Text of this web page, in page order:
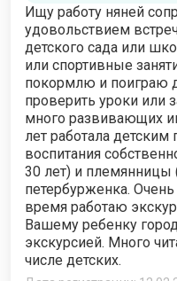
Ищу работу няней
удовольствием
детского сада или
или спортивные
покормлю и поиграю
проверить уроки или
много развивающих
лет работала детским
воспитания
30 лет) и племянницы
петербурженка.
время работаю
Вашему ребенку
экскурсией. Много
числе детских.